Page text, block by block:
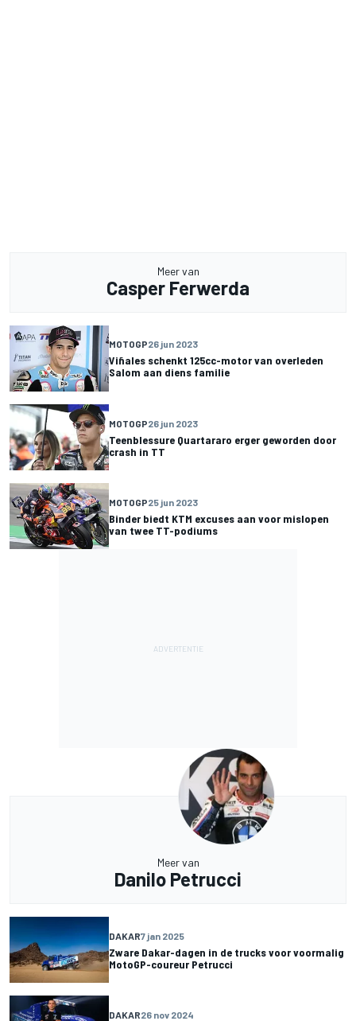
Meer van
Casper Ferwerda
MOTOGP26 jun 2023
Viñales schenkt 125cc-motor van overleden
Salom aan diens familie
MOTOGP26 jun 2023
Teenblessure Quartararo erger geworden door
crash in TT
MOTOGP25 jun 2023
Binder biedt KTM excuses aan voor mislopen
van twee TT-podiums
Meer van
Danilo Petrucci
DAKAR7 jan 2025
Zware Dakar-dagen in de trucks voor voormalig
MotoGP-coureur Petrucci
DAKAR26 nov 2024